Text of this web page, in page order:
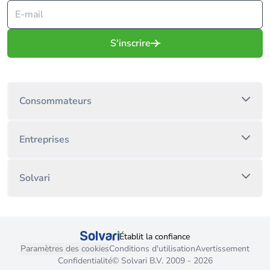
S'inscrire
Consommateurs
Entreprises
Solvari
Établit la confiance
Paramètres des cookiesConditions d'utilisationAvertissement
Confidentialité© Solvari B.V. 2009 - 2026